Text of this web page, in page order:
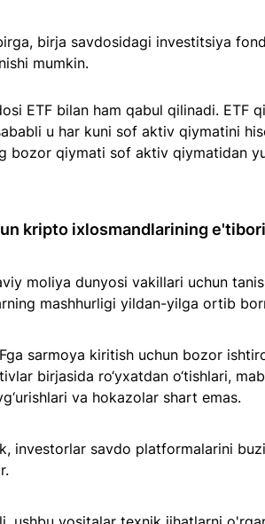
birja savdosidagi investitsiya
mumkin.
ETF bilan ham qabul qilinadi. ETF
u har kuni sof aktiv qiymatini
bozor qiymati sof aktiv qiymatidan
kripto ixlosmandlarining
moliya dunyosi vakillari uchun
mashhurligi yildan-yilga ortib
sarmoya kiritish uchun bozor
birjasida ro‘yxatdan o‘tishlari,
va hokazolar shart emas.
investorlar savdo platformalarini